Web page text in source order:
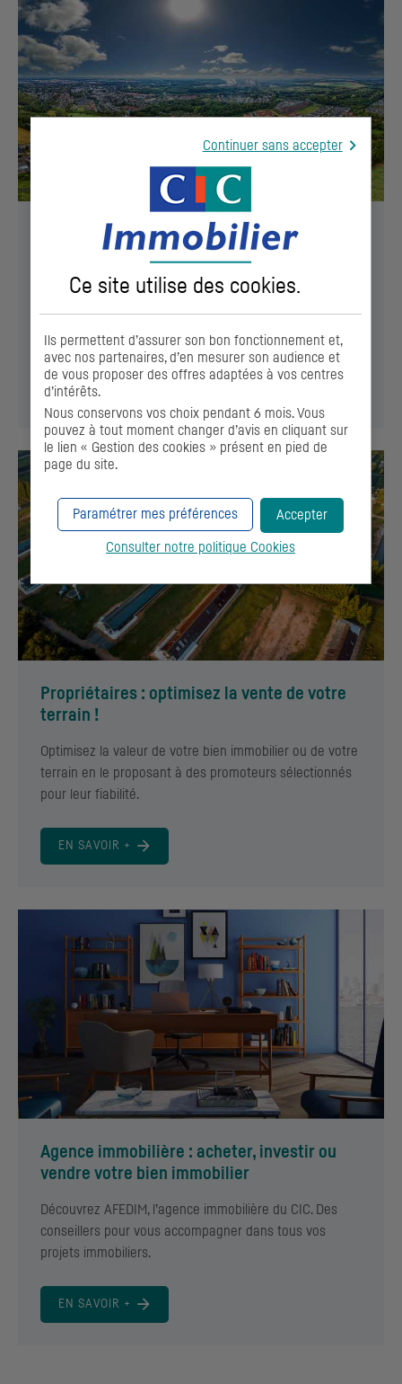
Vous êtes élus et avez un projet
d’aménagement sur votre territoire ?
DécouvrezCICAménagement Foncier et bénéficiez de
l’expertise de nos conseillers en leur adressant vos
questions.
EN SAVOIR +
Propriétaires : optimisez la vente de votre
terrain !
Optimisez la valeur de votre bien immobilier ou de votre
terrain en le proposant à des promoteurs sélectionnés
pour leur fiabilité.
EN SAVOIR +
Agence immobilière : acheter, investir ou
vendre votre bien immobilier
Découvrez AFEDIM, l’agence immobilière du CIC. Des
conseillers pour vous accompagner dans tous vos
projets immobiliers.
EN SAVOIR +
Continuer sans accepter
Ce site utilise des cookies.
Ils permettent d’assurer son bon fonctionnement et,
avec nos partenaires, d’en mesurer son audience et
de vous proposer des offres adaptées à vos centres
d’intérêts.
Nous conservons vos choix pendant 6 mois. Vous
pouvez à tout moment changer d’avis en cliquant sur
le lien « Gestion des cookies » présent en pied de
page du site.
Accepter
Paramétrer mes préférences
Consulter notre politique Cookies